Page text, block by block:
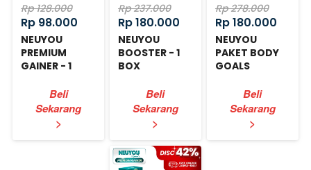
Rp 128.000
Rp 98.000
NEUYOU
PREMIUM
GAINER - 1
`
Beli
Sekarang
>
Rp 237.000
Rp 180.000
NEUYOU
BOOSTER - 1
BOX
`
Beli
Sekarang
>
Rp 278.000
Rp 180.000
NEUYOU
PAKET BODY
GOALS
`
Beli
Sekarang
>